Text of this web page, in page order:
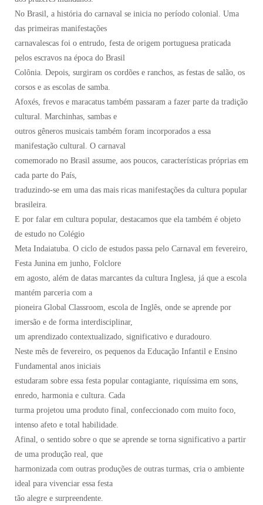
No Brasil, a história do carnaval se inicia no período colonial. Uma
das primeiras manifestações
carnavalescas foi o entrudo, festa de origem portuguesa praticada
pelos escravos na época do Brasil
Colônia. Depois, surgiram os cordões e ranchos, as festas de salão, os
corsos e as escolas de samba.
Afoxés, frevos e maracatus também passaram a fazer parte da tradição
cultural. Marchinhas, sambas e
outros gêneros musicais também foram incorporados a essa
manifestação cultural. O carnaval
comemorado no Brasil assume, aos poucos, características próprias em
cada parte do País,
traduzindo-se em uma das mais ricas manifestações da cultura popular
brasileira.
E por falar em cultura popular, destacamos que ela também é objeto
de estudo no Colégio
Meta Indaiatuba. O ciclo de estudos passa pelo Carnaval em fevereiro,
Festa Junina em junho, Folclore
em agosto, além de datas marcantes da cultura Inglesa, já que a escola
mantém parceria com a
pioneira Global Classroom, escola de Inglês, onde se aprende por
imersão e de forma interdisciplinar,
um aprendizado contextualizado, significativo e duradouro.
Neste mês de fevereiro, os pequenos da Educação Infantil e Ensino
Fundamental anos iniciais
estudaram sobre essa festa popular contagiante, riquíssima em sons,
enredo, harmonia e cultura. Cada
turma projetou uma produto final, confeccionado com muito foco,
intenso afeto e total habilidade.
Afinal, o sentido sobre o que se aprende se torna significativo a partir
de uma produção real, que
harmonizada com outras produções de outras turmas, cria o ambiente
ideal para vivenciar essa festa
tão alegre e surpreendente.